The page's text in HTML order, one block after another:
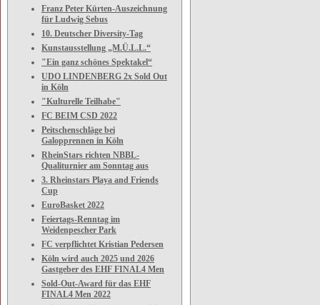
Franz Peter Kürten-Auszeichnung
für Ludwig Sebus
10. Deutscher Diversity-Tag
Kunstausstellung „M.Ü.L.L.“
"Ein ganz schönes Spektakel“
UDO LINDENBERG 2x Sold Out
in Köln
"Kulturelle Teilhabe"
FC BEIM CSD 2022
Peitschenschläge bei
Galopprennen in Köln
RheinStars richten NBBL-
Qualiturnier am Sonntag aus
3. Rheinstars Playa and Friends
Cup
EuroBasket 2022
Feiertags-Renntag im
Weidenpescher Park
FC verpflichtet Kristian Pedersen
Köln wird auch 2025 und 2026
Gastgeber des EHF FINAL4 Men
Sold-Out-Award für das EHF
FINAL4 Men 2022